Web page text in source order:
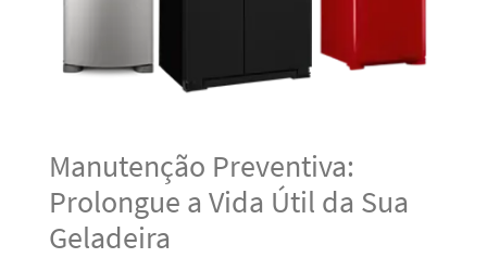
Manutenção Preventiva:
Prolongue a Vida Útil da Sua
Geladeira